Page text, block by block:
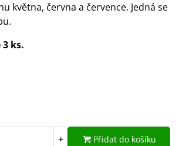
května, června a července. Jedná se
ks.
+ Přidat do košíku